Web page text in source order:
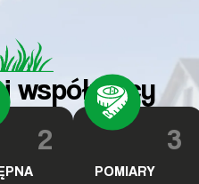
współpracy
2 3
POMIARY